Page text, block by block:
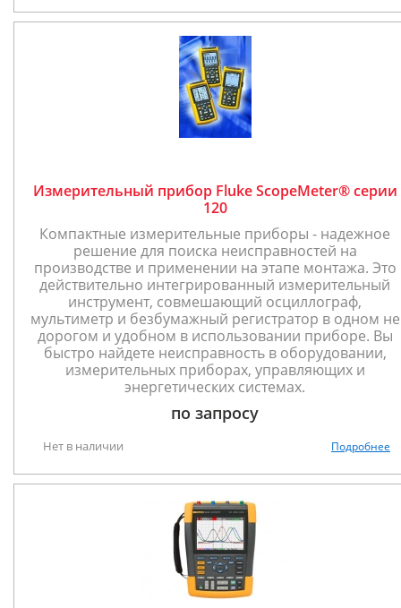
Измерительный прибор Fluke ScopeMeter® серии
120
Компактные измерительные приборы - надежное
решение для поиска неисправностей на
производстве и применении на этапе монтажа. Это
действительно интегрированный измерительный
инструмент, совмешающий осциллограф,
мультиметр и безбумажный регистратор в одном не
дорогом и удобном в использовании приборе. Вы
быстро найдете неисправность в оборудовании,
измерительных приборах, управляющих и
энергетических системах.
по запросу
Нет в наличии Подробнее